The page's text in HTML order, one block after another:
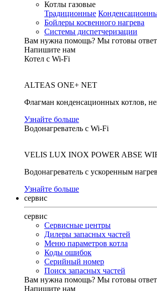
Котлы газовые
Традиционные
Бойлеры косвенного нагрева
Системы диспетчеризации
Вам нужна помощь? Мы готовы
Напишите нам
Котел с Wi-Fi
ALTEAS ONE+ NET
Флагман конденсационных котлов,
Узнайте больше
Водонагреватель с Wi-Fi
VELIS LUX INOX POWER ABSE
Водонагреватель с ускоренным
Узнайте больше
сервис
сервис
Сервисные центры
Дилеры запасных частей
Меню параметров котла
Коды ошибок
Серийный номер
Поиск запасных частей
Вам нужна помощь? Мы готовы
Напишите нам